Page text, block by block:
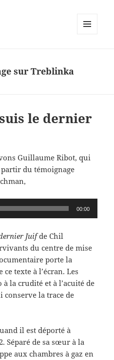
sur Treblinka
le dernier
Guillaume Ribot, qui
du témoignage
00:00
Juifde Chil
du centre de mise
porte la
texte à l’écran. Les
la crudité et à l’acuité de
conserve la trace de
il est déporté à
Séparé de sa sœur à la
aux chambres à gaz en